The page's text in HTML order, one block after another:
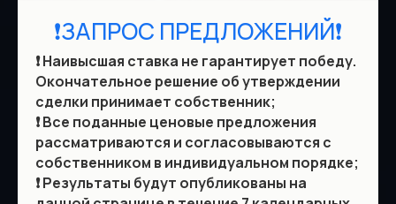
выставленные лоты.
Размер предложения
определяется
контрагентом
самостоятельно с учётом
фактического
технического состояния,
❗ЗАПРОС ПРЕДЛОЖЕНИЙ❗
❗️ Наивысшая ставка не гарантирует победу.
Окончательное решение об утверждении
сделки принимает собственник;
❗️ Все поданные ценовые предложения
рассматриваются и согласовываются с
собственником в индивидуальном порядке;
❗️ Результаты будут опубликованы на